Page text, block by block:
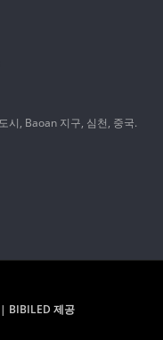
시, Baoan 지구, 심천, 중국.
BIBILED 제공